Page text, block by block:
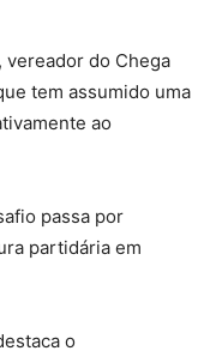
, vereador do Chega
tem assumido uma
ao
passa por
partidária em
o